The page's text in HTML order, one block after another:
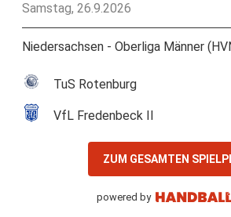
Samstag, 26.9.2026
Niedersachsen - Oberliga Männer
TuS Rotenburg
VfL Fredenbeck II
ZUM GESAMTEN
powered by